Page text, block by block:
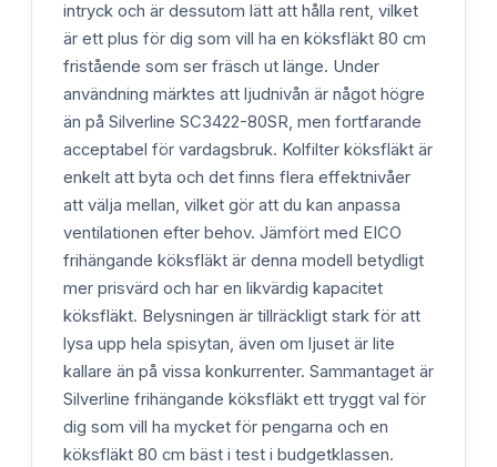
intryck och är dessutom lätt att hålla rent, vilket
är ett plus för dig som vill ha en köksfläkt 80 cm
fristående som ser fräsch ut länge. Under
användning märktes att ljudnivån är något högre
än på Silverline SC3422-80SR, men fortfarande
acceptabel för vardagsbruk. Kolfilter köksfläkt är
enkelt att byta och det finns flera effektnivåer
att välja mellan, vilket gör att du kan anpassa
ventilationen efter behov. Jämfört med EICO
frihängande köksfläkt är denna modell betydligt
mer prisvärd och har en likvärdig kapacitet
köksfläkt. Belysningen är tillräckligt stark för att
lysa upp hela spisytan, även om ljuset är lite
kallare än på vissa konkurrenter. Sammantaget är
Silverline frihängande köksfläkt ett tryggt val för
dig som vill ha mycket för pengarna och en
köksfläkt 80 cm bäst i test i budgetklassen.